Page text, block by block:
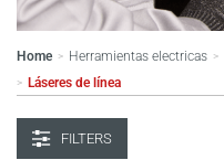
Home > Herramientas electricas >
> Láseres de línea
FILTERS